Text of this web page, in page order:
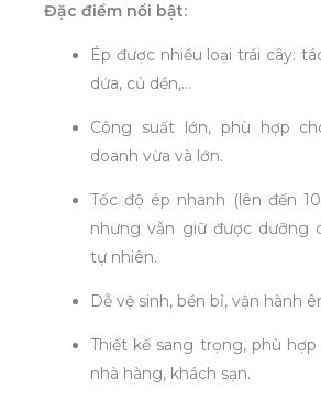
Đặc điểm nổi bật:
Ép được nhiều loại trái cây:
dứa, củ dền,…
Công suất lớn, phù hợp
doanh vừa và lớn.
Tốc độ ép nhanh (lên đến
nhưng vẫn giữ được dưỡng
tự nhiên.
Dễ vệ sinh, bền bỉ, vận hành
Thiết kế sang trọng, phù
nhà hàng, khách sạn.